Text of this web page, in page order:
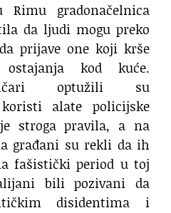
gradonačelnica
da ljudi mogu preko
prijave one koji krše
kod kuće.
optužili su
alate policijske
stroga pravila, a na
građani su rekli da ih
fašistički period u toj
bili pozivani da
disidentima i